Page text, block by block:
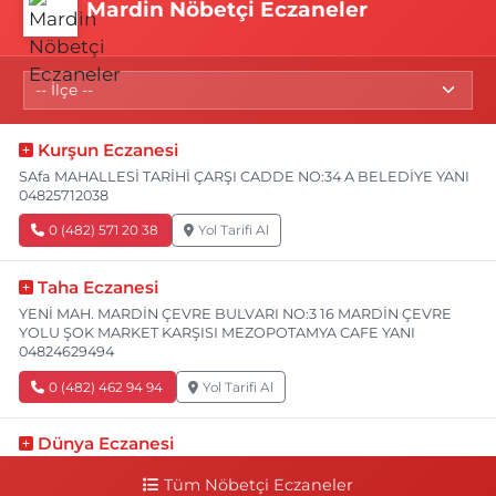
Mardin Nöbetçi Eczaneler
Kurşun Eczanesi
SAfa MAHALLESİ TARİHİ ÇARŞI CADDE NO:34 A BELEDİYE YANI
04825712038
0 (482) 571 20 38 Yol Tarifi Al
Taha Eczanesi
YENİ MAH. MARDİN ÇEVRE BULVARI NO:3 16 MARDİN ÇEVRE
YOLU ŞOK MARKET KARŞISI MEZOPOTAMYA CAFE YANI
04824629494
0 (482) 462 94 94 Yol Tarifi Al
Dünya Eczanesi
CAD. (İŞBANKASI CAD) BİM MARKET YANI 04824158747
Tüm Nöbetçi Eczaneler